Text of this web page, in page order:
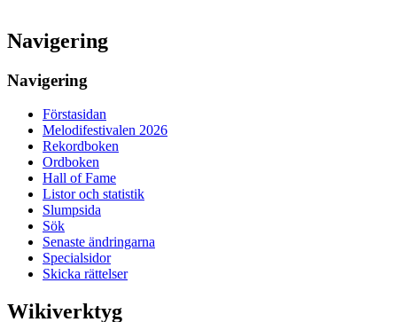
Navigering
Navigering
Förstasidan
Melodifestivalen 2026
Rekordboken
Ordboken
Hall of Fame
Listor och statistik
Slumpsida
Sök
Senaste ändringarna
Specialsidor
Skicka rättelser
Wikiverktyg